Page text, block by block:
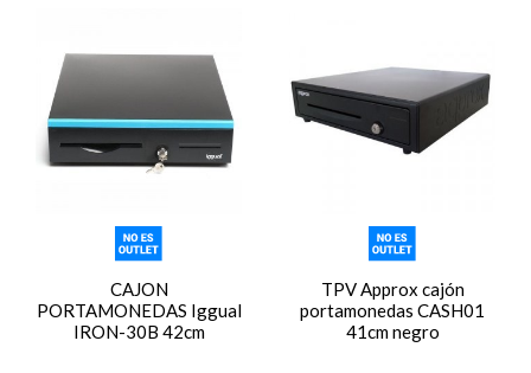
CAJON
PORTAMONEDAS Iggual
IRON-30B 42cm
TPV Approx cajón
portamonedas CASH01
41cm negro